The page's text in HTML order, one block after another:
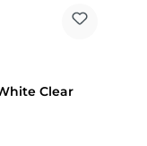
Clear